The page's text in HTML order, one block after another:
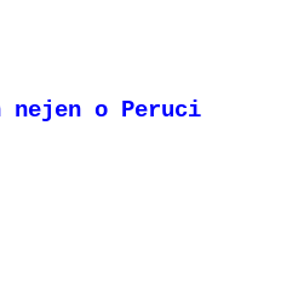
nejen o Peruci